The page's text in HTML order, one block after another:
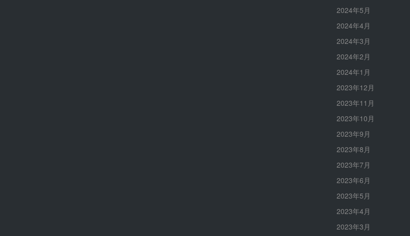
2024年5月
2024年4月
2024年3月
2024年2月
2024年1月
2023年12月
2023年11月
2023年10月
2023年9月
2023年8月
2023年7月
2023年6月
2023年5月
2023年4月
2023年3月